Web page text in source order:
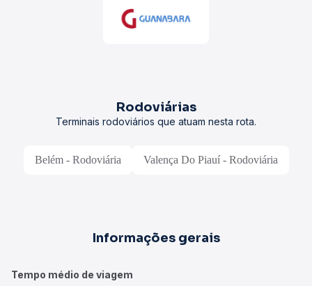
Rodoviárias
Terminais rodoviários que atuam nesta rota.
Belém - Rodoviária Valença Do Piauí - Rodoviária
Informações gerais
Tempo médio de viagem